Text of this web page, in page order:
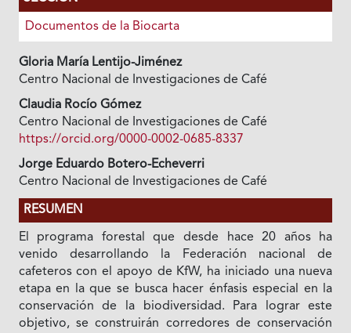
Documentos de la Biocarta
Gloria María Lentijo-Jiménez
Centro Nacional de Investigaciones de Café
Claudia Rocío Gómez
Centro Nacional de Investigaciones de Café
https://orcid.org/0000-0002-0685-8337
Jorge Eduardo Botero-Echeverri
Centro Nacional de Investigaciones de Café
RESUMEN
El programa forestal que desde hace 20 años ha
venido desarrollando la Federación nacional de
cafeteros con el apoyo de KfW, ha iniciado una nueva
etapa en la que se busca hacer énfasis especial en la
conservación de la biodiversidad. Para lograr este
objetivo, se construirán corredores de conservación